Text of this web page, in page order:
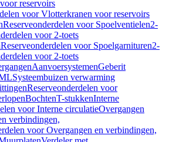
reservoirs
voor Vlotterkranen voor reservoirs
Reserveonderdelen voor Spoelventielen2-
voor 2-toets
Reserveonderdelen voor Spoelgarnituren2-
voor 2-toets
AanvoersystemenGeberit
Systeembuizen verwarming
Reserveonderdelen voor
BochtenT-stukkenInterne
voor Interne circulatieOvergangen
verbindingen,
voor Overgangen en verbindingen,